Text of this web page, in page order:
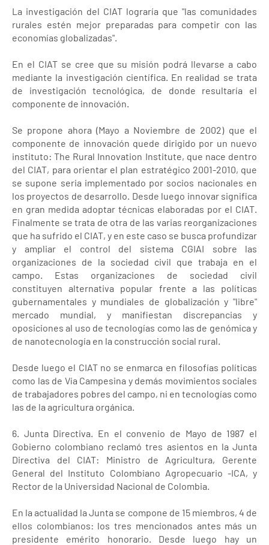
La investigación del CIAT lograría que "las comunidades
rurales estén mejor preparadas para competir con las
economías globalizadas".
En el CIAT se cree que su misión podrá llevarse a cabo
mediante la investigación científica. En realidad se trata
de investigación tecnológica, de donde resultaría el
componente de innovación.
Se propone ahora (Mayo a Noviembre de 2002) que el
componente de innovación quede dirigido por un nuevo
instituto: The Rural Innovation Institute, que nace dentro
del CIAT, para orientar el plan estratégico 2001-2010, que
se supone seria implementado por socios nacionales en
los proyectos de desarrollo. Desde luego innovar significa
en gran medida adoptar técnicas elaboradas por el CIAT.
Finalmente se trata de otra de las varias reorganizaciones
que ha sufrido el CIAT, y en este caso se busca profundizar
y ampliar el control del sistema CGIAI sobre las
organizaciones de la sociedad civil que trabaja en el
campo. Estas organizaciones de sociedad civil
constituyen alternativa popular frente a las políticas
gubernamentales y mundiales de globalización y "libre"
mercado mundial, y manifiestan discrepancias y
oposiciones al uso de tecnologías como las de genómica y
de nanotecnología en la construcción social rural.
Desde luego el CIAT no se enmarca en filosofías políticas
como las de Vía Campesina y demás movimientos sociales
de trabajadores pobres del campo, ni en tecnologías como
las de la agricultura orgánica.
6. Junta Directiva. En el convenio de Mayo de 1987 el
Gobierno colombiano reclamó tres asientos en la Junta
Directiva del CIAT: Ministro de Agricultura, Gerente
General del Instituto Colombiano Agropecuario -ICA, y
Rector de la Universidad Nacional de Colombia.
En la actualidad la Junta se compone de 15 miembros, 4 de
ellos colombianos: los tres mencionados antes más un
presidente emérito honorario. Desde luego hay un